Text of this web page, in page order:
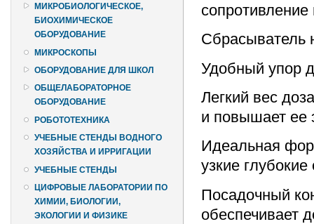
МИКРОБИОЛОГИЧЕСКОЕ,
БИОХИМИЧЕСКОЕ
ОБОРУДОВАНИЕ
МИКРОСКОПЫ
ОБОРУДОВАНИЕ ДЛЯ ШКОЛ
ОБЩЕЛАБОРАТОРНОЕ
ОБОРУДОВАНИЕ
РОБОТОТЕХНИКА
УЧЕБНЫЕ СТЕНДЫ ВОДНОГО
ХОЗЯЙСТВА И ИРРИГАЦИИ
УЧЕБНЫЕ СТЕНДЫ
ЦИФРОВЫЕ ЛАБОРАТОРИИ ПО
ХИМИИ, БИОЛОГИИ,
ЭКОЛОГИИ И ФИЗИКЕ
Сбрасыватель
Удобный упор
Легкий вес
и повышает ее
Идеальная
узкие
Посадочный
обеспечивает